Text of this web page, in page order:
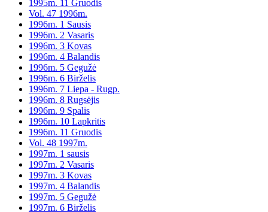
1995m. 11 Gruodis
Vol. 47 1996m.
1996m. 1 Sausis
1996m. 2 Vasaris
1996m. 3 Kovas
1996m. 4 Balandis
1996m. 5 Gegužė
1996m. 6 Birželis
1996m. 7 Liepa - Rugp.
1996m. 8 Rugsėjis
1996m. 9 Spalis
1996m. 10 Lapkritis
1996m. 11 Gruodis
Vol. 48 1997m.
1997m. 1 sausis
1997m. 2 Vasaris
1997m. 3 Kovas
1997m. 4 Balandis
1997m. 5 Gegužė
1997m. 6 Birželis